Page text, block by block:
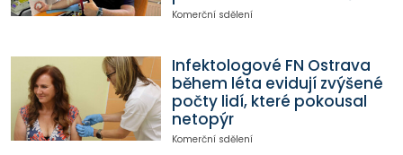
Komerční sdělení
Infektologové FN Ostrava
během léta evidují zvýšené
počty lidí, které pokousal
netopýr
Komerční sdělení